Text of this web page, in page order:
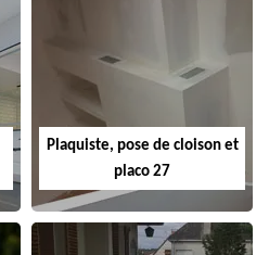
Plaquiste, pose de cloison et
placo 27